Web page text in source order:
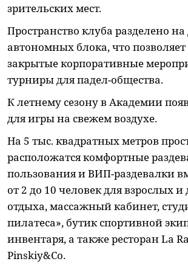
зрительских мест.
Пространство клуба разделено на
автономных блока, что
закрытые корпоративные
турниры для падел-общества.
К летнему сезону в Академии
для игры на свежем воздухе.
На 5 тыс. квадратных метров
расположатся комфортные
пользования и ВИП-раздевалки
от 2 до 10 человек для взрослых и
отдыха, массажный кабинет,
пилатеса», бутик спортивной
инвентаря, а также ресторан La
Pinskiy&Co.